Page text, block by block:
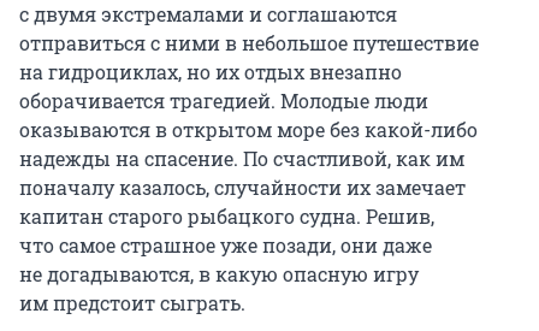
с двумя экстремалами и соглашаются
отправиться с ними в небольшое путешествие
на гидроциклах, но их отдых внезапно
оборачивается трагедией. Молодые люди
оказываются в открытом море без какой-либо
надежды на спасение. По счастливой, как им
поначалу казалось, случайности их замечает
капитан старого рыбацкого судна. Решив,
что самое страшное уже позади, они даже
не догадываются, в какую опасную игру
им предстоит сыграть.